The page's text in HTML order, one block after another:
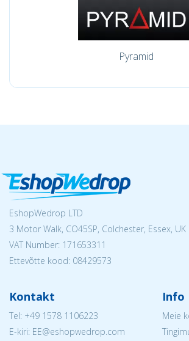
Pyramid
EshopWedrop LTD
3 Motor Walk, CO45SP, Colchester, Essex, UK
VAT Number: 171653311
Ettevõtte kood: 08429573
Kontakt
Tel: +49 1578 1106223
E-kiri: EE@eshopwedrop.com
Info
Meie